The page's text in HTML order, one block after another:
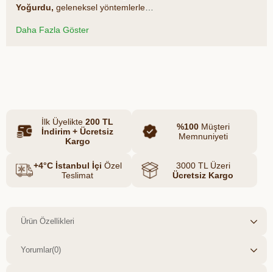
Yoğurdu, geleneksel yöntemlerle
sütünün kendine özgü yağ ve protein
Daha Fazla Göster
İlk Üyelikte 200 TL
İndirim + Ücretsiz
Kargo
%100Müşteri
Memnuniyeti
+4°C İstanbul İçi Özel
Teslimat
3000 TL Üzeri
Ücretsiz Kargo
Ürün Özellikleri
Yorumlar(0)